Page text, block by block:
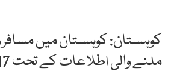
کوہستان: کوہستان میں
ملنے والی اطلاعات کے تحت 17 افراد زندگی کی بازی ہار گئے ہیں۔